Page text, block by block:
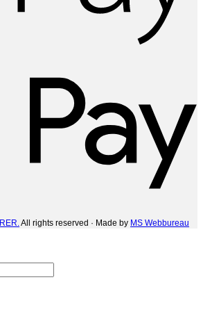
All rights reserved · Made by MS Webbureau